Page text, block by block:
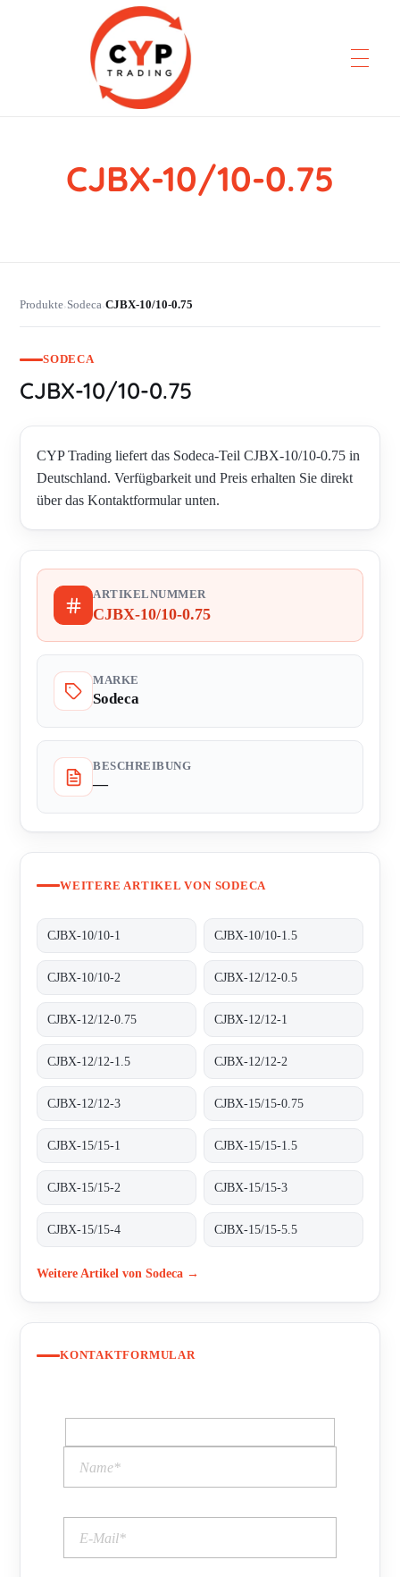
CYP Trading
Professionelle Ersatzteilbeschaffung
CJBX-10/10-0.75
Produkte›Sodeca›CJBX-10/10-0.75
SODECA
CJBX-10/10-0.75
CYP Trading liefert das Sodeca-Teil CJBX-10/10-0.75 in
Deutschland. Verfügbarkeit und Preis erhalten Sie direkt
über das Kontaktformular unten.
ARTIKELNUMMER
CJBX-10/10-0.75
MARKE
Sodeca
BESCHREIBUNG
—
WEITERE ARTIKEL VON SODECA
CJBX-10/10-1 CJBX-10/10-1.5
CJBX-10/10-2 CJBX-12/12-0.5
CJBX-12/12-0.75 CJBX-12/12-1
CJBX-12/12-1.5 CJBX-12/12-2
CJBX-12/12-3 CJBX-15/15-0.75
CJBX-15/15-1 CJBX-15/15-1.5
CJBX-15/15-2 CJBX-15/15-3
CJBX-15/15-4 CJBX-15/15-5.5
Weitere Artikel von Sodeca →
KONTAKTFORMULAR